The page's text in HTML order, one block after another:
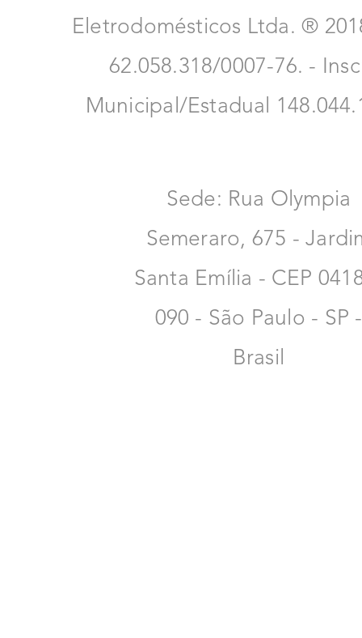
Eletrodomésticos Ltda. ®
62.058.318/0007-76. -
Municipal/Estadual
Sede: Rua Olympia
Semeraro, 675 -
Santa Emília - CEP
090 - São Paulo - SP -
Brasil